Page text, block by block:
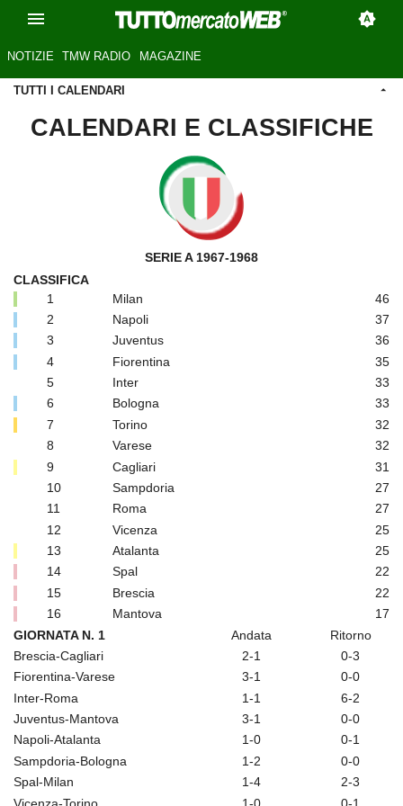
NOTIZIE TMW RADIO MAGAZINE
TUTTI I CALENDARI
CALENDARI E CLASSIFICHE
SERIE A 1967-1968
CLASSIFICA
1
Milan
46
2
Napoli
37
3
Juventus
36
4
Fiorentina
35
5
Inter
33
6
Bologna
33
7
Torino
32
8
Varese
32
9
Cagliari
31
10
Sampdoria
27
11
Roma
27
12
Vicenza
25
13
Atalanta
25
14
Spal
22
15
Brescia
22
16
Mantova
17
GIORNATA N. 1
Andata
Ritorno
Brescia-Cagliari
2-1
0-3
Fiorentina-Varese
3-1
0-0
Inter-Roma
1-1
6-2
Juventus-Mantova
3-1
0-0
Napoli-Atalanta
1-0
0-1
Sampdoria-Bologna
1-2
0-0
Spal-Milan
1-4
2-3
Vicenza-Torino
1-0 0-1